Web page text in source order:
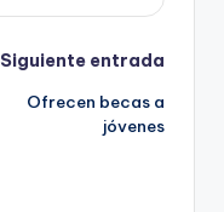
Siguiente entrada
Ofrecen becas a
jóvenes